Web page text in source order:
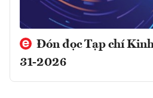
Đón đọc Tạp chí
31-2026